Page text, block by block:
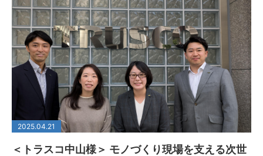
2025.04.21
＜トラスコ中山様＞ モノづくり現場を支える次世